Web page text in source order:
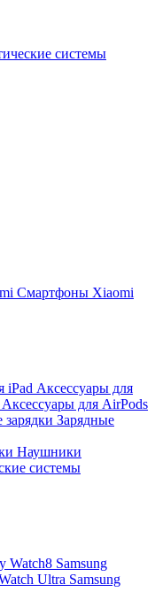
системы
Смартфоны Xiaomi
iPad Аксессуары для
Аксессуары для AirPods
Зарядные
Наушники
системы
Watch8 Samsung
Ultra Samsung